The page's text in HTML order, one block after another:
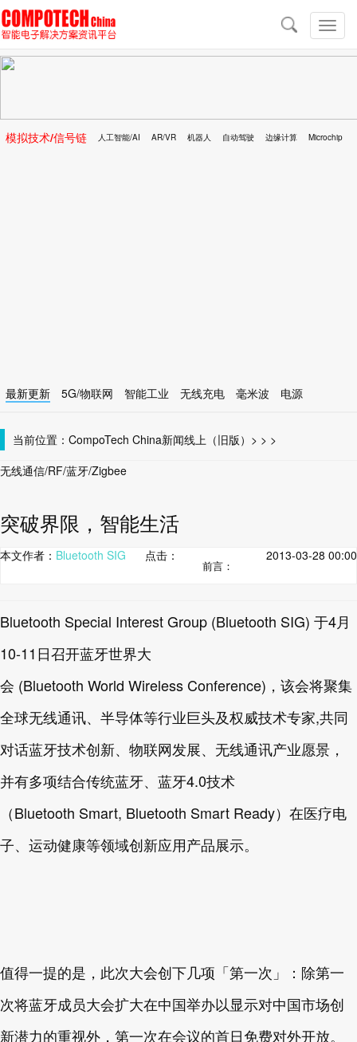
切
换
导
导
航
模拟技术/信号链 人工智能/AI AR/VR 机器人 自动驾驶 边缘计算 Microchip
最新更新 5G/物联网 智能工业 无线充电 毫米波
电源
当前位置： CompoTech China >
新闻线上（旧版）
>
无线通信/RF/蓝牙/Zigbee
>
突破界限，智能生活
本文作者： Bluetooth SIG 点击： 2013-03-28 00:00
前言：
Bluetooth Special Interest Group (Bluetooth SIG) 于4月
10-11日召开蓝牙世界大
会 (Bluetooth World Wireless Conference)，该会将聚集
全球无线通讯、半导体等行业巨头及权威技术专家,共同
对话蓝牙技术创新、物联网发展、无线通讯产业愿景，
并有多项结合传统蓝牙、蓝牙4.0技术
（Bluetooth Smart, Bluetooth Smart Ready）在医疗电
子、运动健康等领域创新应用产品展示。
值得一提的是，此次大会创下几项「第一次」：除第一
次将蓝牙成员大会扩大在中国举办以显示对中国市场创
新潜力的重视外，第一次在会议的首日免费对外开放。